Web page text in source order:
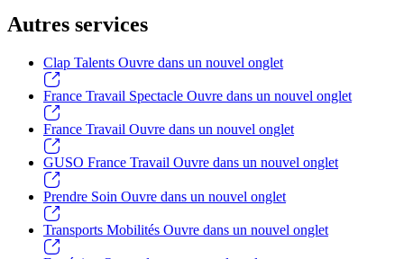
Autres services
Clap Talents Ouvre dans un nouvel onglet
France Travail Spectacle Ouvre dans un nouvel onglet
France Travail Ouvre dans un nouvel onglet
GUSO France Travail Ouvre dans un nouvel onglet
Prendre Soin Ouvre dans un nouvel onglet
Transports Mobilités Ouvre dans un nouvel onglet